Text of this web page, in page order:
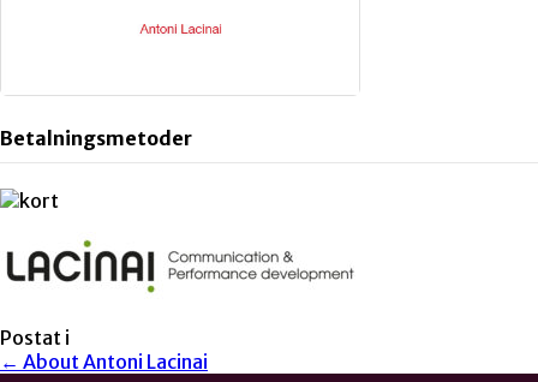
Betalningsmetoder
Postat i
← About Antoni Lacinai